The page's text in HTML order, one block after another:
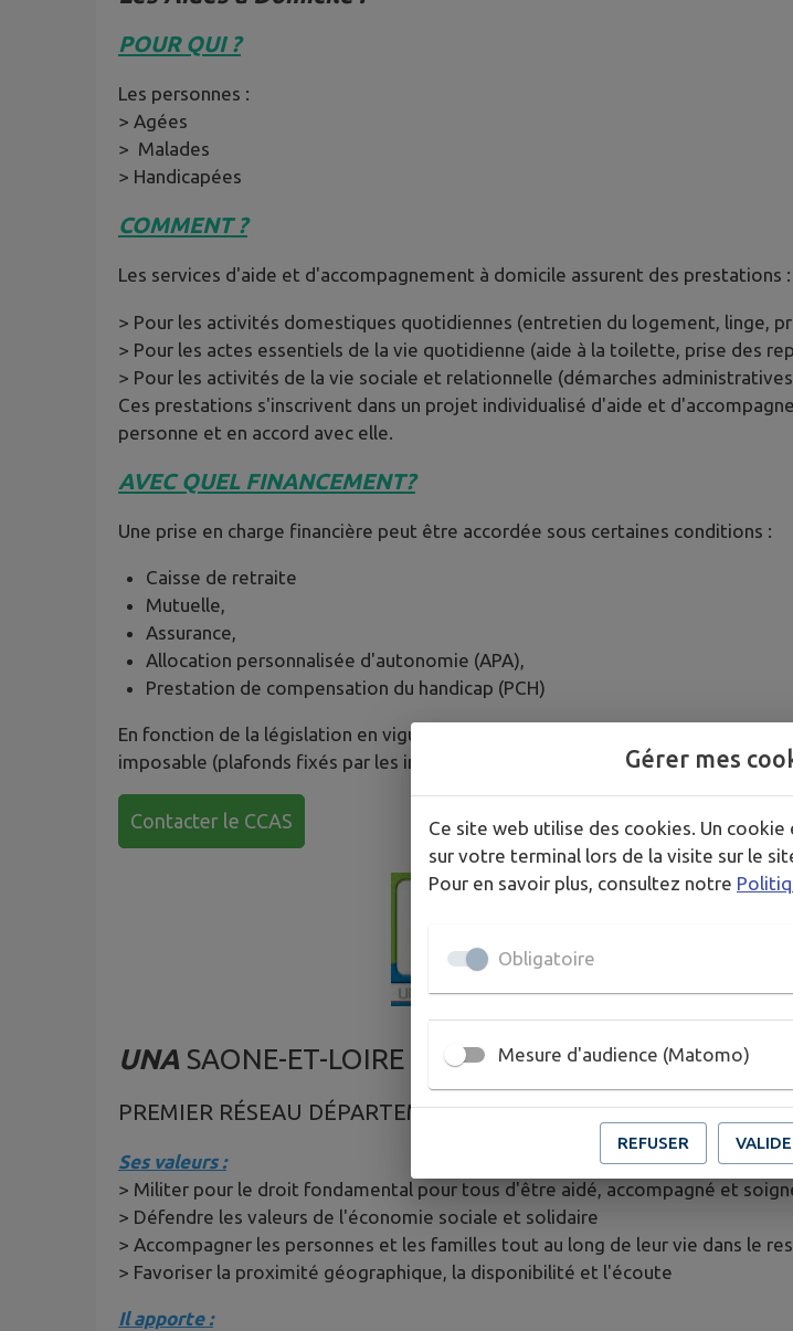
POUR QUI ?
Les personnes :
> Agées
> Malades
> Handicapées
COMMENT ?
Les services d'aide et d'accompagnement à domicile assurent des prestations :
> Pour les activités domestiques quotidiennes (entretien du logement, linge,
> Pour les actes essentiels de la vie quotidienne (aide à la toilette, prise des
> Pour les activités de la vie sociale et relationnelle (démarches
Ces prestations s'inscrivent dans un projet individualisé d'aide et
personne et en accord avec elle.
AVEC QUEL FINANCEMENT?
Une prise en charge financière peut être accordée sous certaines conditions :
Caisse de retraite
Mutuelle,
Assurance,
Allocation personnalisée d'autonomie (APA),
Prestation de compensation du handicap (PCH)
En fonction de la législation en vigueur, l'ensemble des frais engagés peut
imposable (plafonds fixés par les impôts)
Contacter le CCAS
UNA SAONE-ET-LOIRE
PREMIER RÉSEAU DÉPARTEMENTAL D'AIDE DE SOINS ET DE
Ses valeurs :
> Militer pour le droit fondamental pour tous d'être aidé, accompagné et
> Défendre les valeurs de l'économie sociale et solidaire
> Accompagner les personnes et les familles tout au long de leur vie dans le
> Favoriser la proximité géographique, la disponibilité et l'écoute
Il apporte :
Gérer mes
Ce site web utilise des cookies. Un
sur votre terminal lors de la visite sur le
Pour en savoir plus, consultez notre
Obligatoire
Mesure d'audience (Matomo)
REFUSER